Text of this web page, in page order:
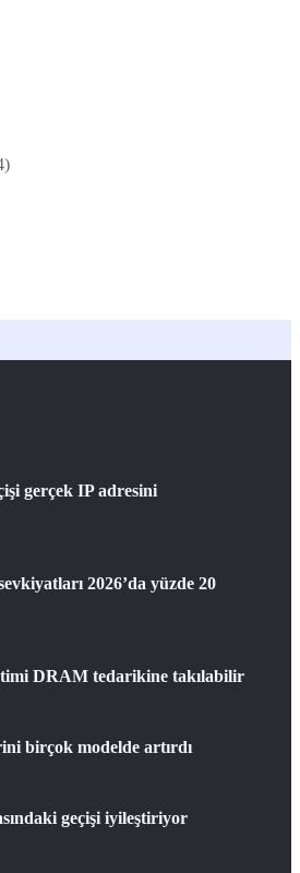
gerçek IP adresini
2026’da yüzde 20
DRAM tedarikine takılabilir
birçok modelde artırdı
geçişi iyileştiriyor